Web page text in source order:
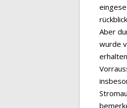
Aber
wurde